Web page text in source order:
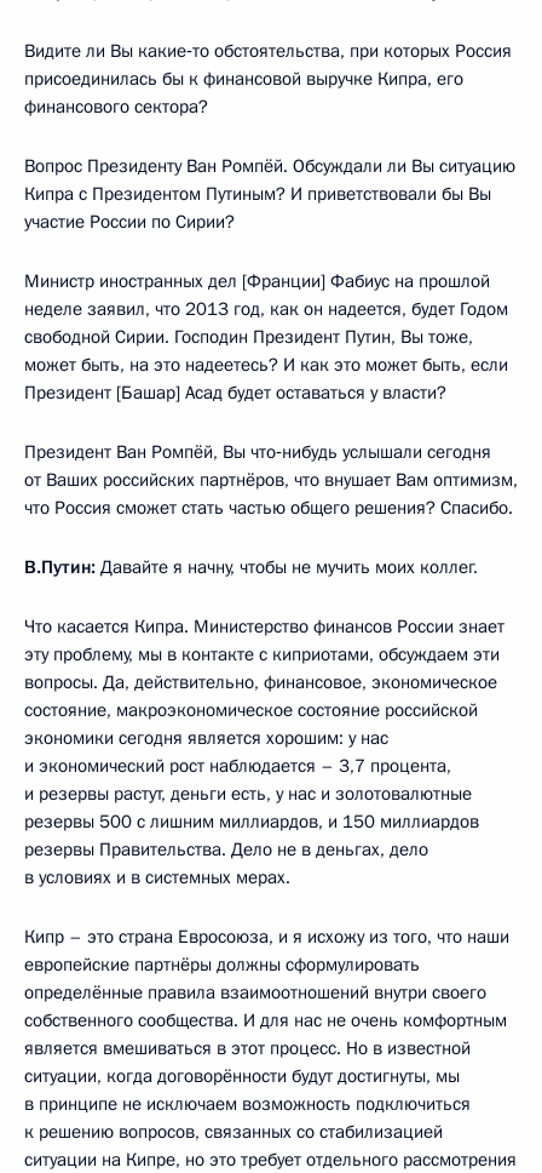
Видите ли Вы какие‑то обстоятельства, при которых Россия
присоединилась бы к финансовой выручке Кипра, его
финансового сектора?
Вопрос Президенту Ван Ромпёй. Обсуждали ли Вы ситуацию
Кипра с Президентом Путиным? И приветствовали бы Вы
участие России по Сирии?
Министр иностранных дел [Франции] Фабиус на прошлой
неделе заявил, что 2013 год, как он надеется, будет Годом
свободной Сирии. Господин Президент Путин, Вы тоже,
может быть, на это надеетесь? И как это может быть, если
Президент [Башар] Асад будет оставаться у власти?
Президент Ван Ромпёй, Вы что‑нибудь услышали сегодня
от Ваших российских партнёров, что внушает Вам оптимизм,
что Россия сможет стать частью общего решения? Спасибо.
В.Путин: Давайте я начну, чтобы не мучить моих коллег.
Что касается Кипра. Министерство финансов России знает
эту проблему, мы в контакте с киприотами, обсуждаем эти
вопросы. Да, действительно, финансовое, экономическое
состояние, макроэкономическое состояние российской
экономики сегодня является хорошим: у нас
и экономический рост наблюдается – 3,7 процента,
и резервы растут, деньги есть, у нас и золотовалютные
резервы 500 с лишним миллиардов, и 150 миллиардов
резервы Правительства. Дело не в деньгах, дело
в условиях и в системных мерах.
Кипр – это страна Евросоюза, и я исхожу из того, что наши
европейские партнёры должны сформулировать
определённые правила взаимоотношений внутри своего
собственного сообщества. И для нас не очень комфортным
является вмешиваться в этот процесс. Но в известной
ситуации, когда договорённости будут достигнуты, мы
в принципе не исключаем возможность подключиться
к решению вопросов, связанных со стабилизацией
ситуации на Кипре, но это требует отдельного рассмотрения